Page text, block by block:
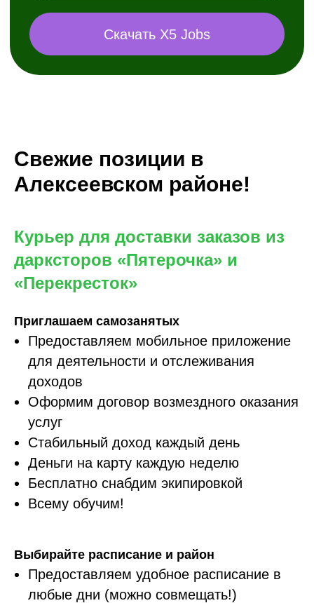
Свежие позиции в
Алексеевском районе!
Курьер для доставки заказов из
дарксторов «Пятерочка» и
«Перекресток»
Приглашаем самозанятых
Предоставляем мобильное приложение
для деятельности и отслеживания
доходов
Оформим договор возмездного оказания
услуг
Стабильный доход каждый день
Деньги на карту каждую неделю
Бесплатно снабдим экипировкой
Всему обучим!
Выбирайте расписание и район
Предоставляем удобное расписание в
любые дни (можно совмещать!)